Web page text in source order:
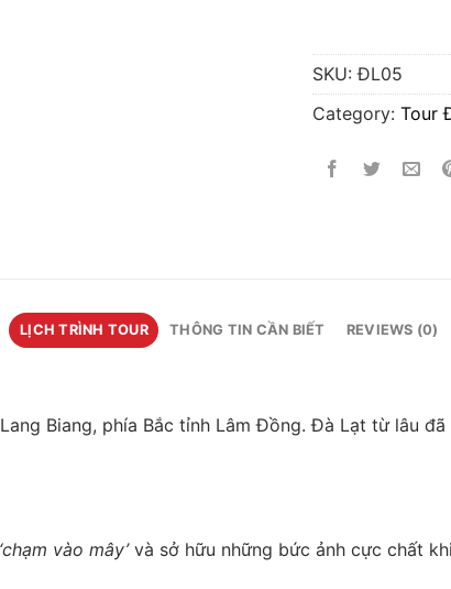
SKU:ĐL05
Category: Tour
LỊCH TRÌNH TOUR THÔNG TIN CẦN BIẾT REVIEWS (0)
Biang, phía Bắc tỉnh Lâm Đồng. Đà Lạt từ lâu
‘chạm vào mây’và sở hữu những bức ảnh cực chất